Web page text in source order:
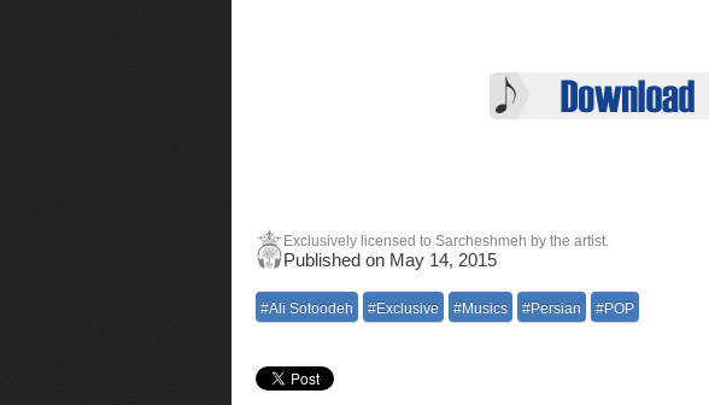
Exclusively licensed to Sarcheshmeh by the artist.
Published on May 14, 2015
#Ali Sotoodeh #Exclusive #Musics #Persian #POP